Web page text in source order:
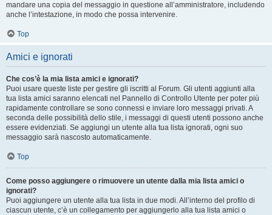
mandare una copia del messaggio in questione all’amministratore, includendo
anche l’intestazione, in modo che possa intervenire.
Top
Amici e ignorati
Che cos’è la mia lista amici e ignorati?
Puoi usare queste liste per gestire gli iscritti al Forum. Gli utenti aggiunti alla
tua lista amici saranno elencati nel Pannello di Controllo Utente per poter più
rapidamente controllare se sono connessi e inviare loro messaggi privati. A
seconda delle possibilità dello stile, i messaggi di questi utenti possono anche
essere evidenziati. Se aggiungi un utente alla tua lista ignorati, ogni suo
messaggio sarà nascosto automaticamente.
Top
Come posso aggiungere o rimuovere un utente dalla mia lista amici o
ignorati?
Puoi aggiungere un utente alla tua lista in due modi. All’interno del profilo di
ciascun utente, c’è un collegamento per aggiungerlo alla tua lista amici o